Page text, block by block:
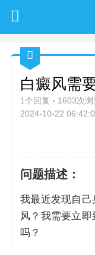
白癜风需
1个回复
1603次浏
2024-10-22
问题描述：
我最近发现自
风？我需要立
吗？